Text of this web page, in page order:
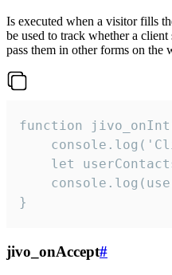
Is executed when a visitor fills
be used to track whether a
pass them in other forms on the
function
let
}
jivo_onAccept#